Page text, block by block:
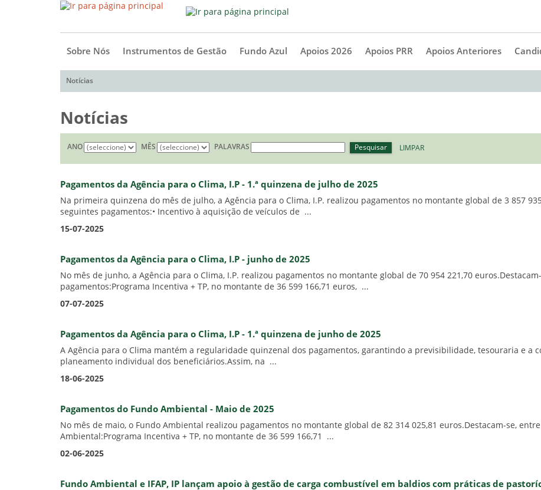
Sobre Nós Instrumentos de Gestão Fundo Azul Apoios 2026 Apoios PRR Apoios Anteriores
Notícias
Notícias
ANO MÊS PALAVRAS Pesquisar LIMPAR
Pagamentos da Agência para o Clima, I.P - 1.ª quinzena de julho de 2025
Na primeira quinzena do mês de julho, a Agência para o Clima, I.P. realizou pagamentos no montante global de 3 857
seguintes pagamentos:• Incentivo à aquisição de veículos de ...
15-07-2025
Pagamentos da Agência para o Clima, I.P - junho de 2025
No mês de junho, a Agência para o Clima, I.P. realizou pagamentos no montante global de 70 954 221,70
pagamentos:Programa Incentiva + TP, no montante de 36 599 166,71 euros, ...
07-07-2025
Pagamentos da Agência para o Clima, I.P - 1.ª quinzena de junho de 2025
A Agência para o Clima mantém a regularidade quinzenal dos pagamentos, garantindo a previsibilidade, tesouraria e a
planeamento individual dos beneficiários.Assim, na ...
18-06-2025
Pagamentos do Fundo Ambiental - Maio de 2025
No mês de maio, o Fundo Ambiental realizou pagamentos no montante global de 82 314 025,81 euros.Destacam-se,
Ambiental:Programa Incentiva + TP, no montante de 36 599 166,71 ...
02-06-2025
Fundo Ambiental e IFAP, IP lançam apoio à gestão de carga combustível em baldios com práticas de